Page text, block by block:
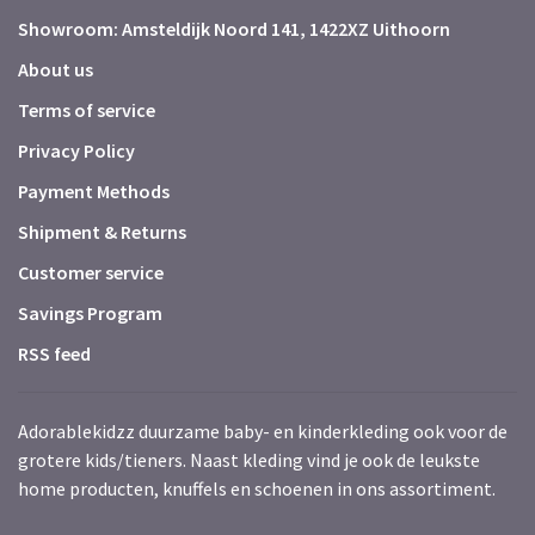
Showroom: Amsteldijk Noord 141, 1422XZ Uithoorn
About us
Terms of service
Privacy Policy
Payment Methods
Shipment & Returns
Customer service
Savings Program
RSS feed
Adorablekidzz duurzame baby- en kinderkleding ook voor de
grotere kids/tieners. Naast kleding vind je ook de leukste
home producten, knuffels en schoenen in ons assortiment.